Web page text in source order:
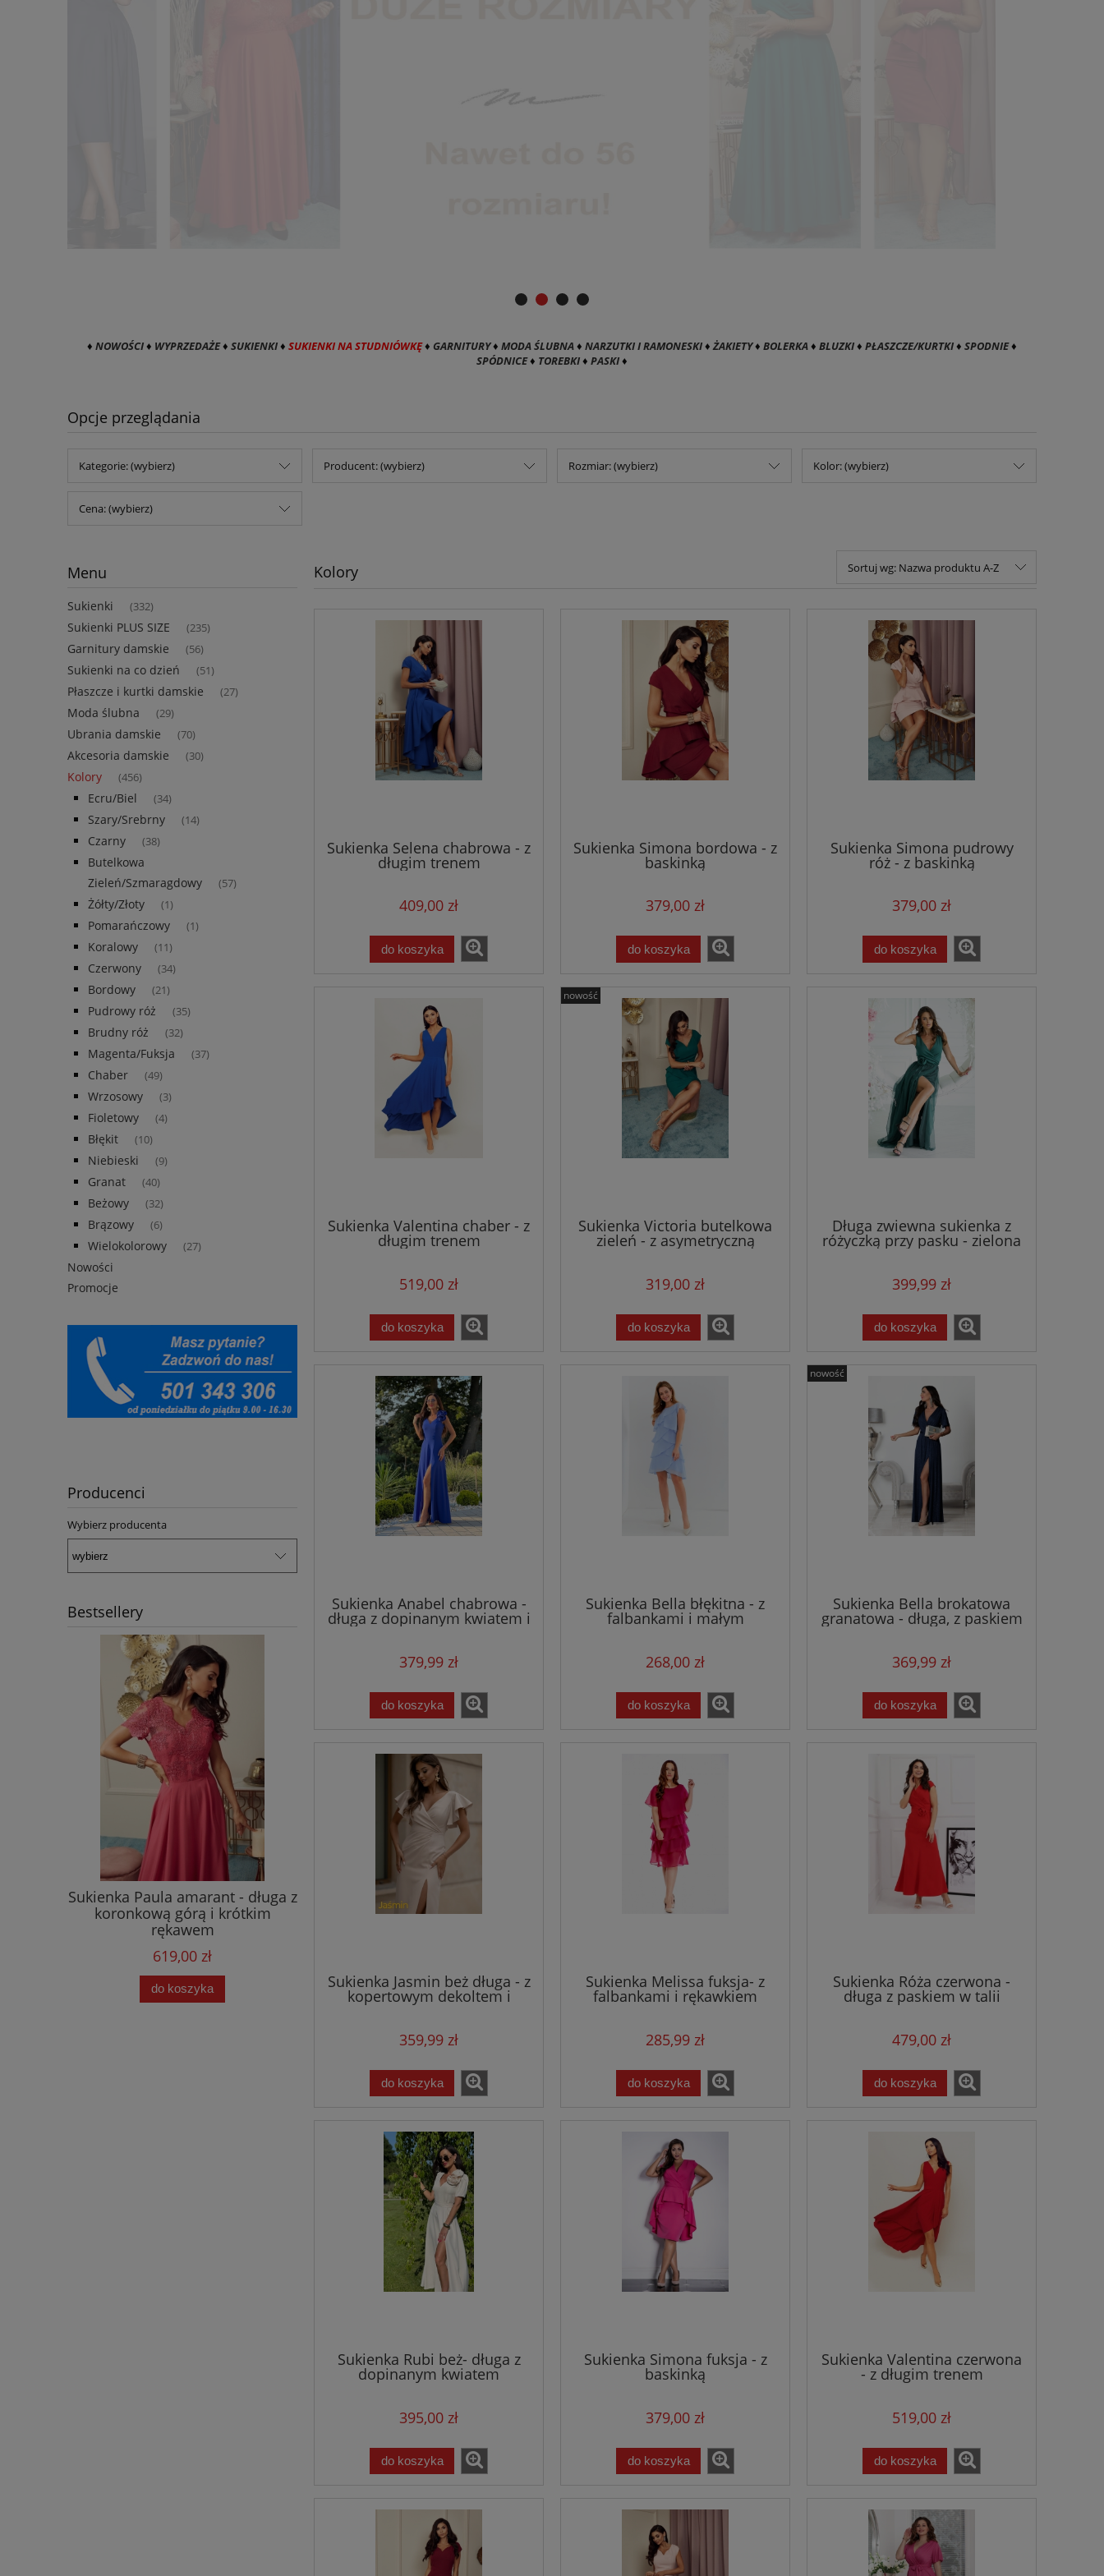
♦ NOWOŚCI♦ WYPRZEDAŻE♦ SUKIENKI♦ SUKIENKI NA STUDNIÓWKĘ♦ GARNITURY♦ MODA ŚLUBNA♦ NARZUTKI I RAMONESKI♦ŻAKIETY♦ BOLERKA♦ BLUZKI♦ PŁASZCZE/KURTKI♦ SPODNIE♦
SPÓDNICE♦ TOREBKI♦ PASKI♦
Opcje przeglądania
Kategorie: (wybierz) Producent: (wybierz) Rozmiar: (wybierz) Kolor: (wybierz)
Cena: (wybierz)
Menu
Sukienki (332)
Sukienki PLUS SIZE (235)
Garnitury damskie (56)
Sukienki na co dzień (51)
Płaszcze i kurtki damskie (27)
Moda ślubna (29)
Ubrania damskie (70)
Akcesoria damskie (30)
Kolory (456)
Ecru/Biel (34)
Szary/Srebrny (14)
Czarny (38)
Butelkowa
Zieleń/Szmaragdowy
(57)
Żółty/Złoty (1)
Pomarańczowy (1)
Koralowy (11)
Czerwony (34)
Bordowy (21)
Pudrowy róż (35)
Brudny róż (32)
Magenta/Fuksja (37)
Chaber (49)
Wrzosowy (3)
Fioletowy (4)
Błękit (10)
Niebieski (9)
Granat (40)
Beżowy (32)
Brązowy (6)
Wielokolorowy (27)
Nowości
Promocje
Producenci
Wybierz producenta
Bestsellery
Sukienka Paula amarant - długa z
koronkową górą i krótkim
rękawem
619,00 zł
do koszyka
Sukienka Roxana błękitna - z
paskiem i kopertowym dekoltem
do koszyka
Sukienka Roxana ecru - z
paskiem i kopertowym dekoltem
do koszyka
Sukienka Róża bordo - długa z
paskiem w talii
do koszyka
Kolory Sortuj wg: Nazwa produktu A-Z
Sukienka Selena chabrowa - z
długim trenem
409,00 zł
do koszyka
Sukienka Simona bordowa - z
baskinką
379,00 zł
do koszyka
Sukienka Simona pudrowy
róż - z baskinką
379,00 zł
do koszyka
Sukienka Valentina chaber - z
długim trenem
519,00 zł
do koszyka
Sukienka Victoria butelkowa
zieleń - z asymetryczną
baskinką
319,00 zł
do koszyka
nowość
Długa zwiewna sukienka z
różyczką przy pasku - zielona
399,99 zł
do koszyka
Sukienka Anabel chabrowa -
długa z dopinanym kwiatem i
rozcięciem
379,99 zł
do koszyka
Sukienka Bella błękitna - z
falbankami i małym
268,00 zł
do koszyka
Sukienka Bella brokatowa
granatowa - długa, z paskiem
w talii
369,99 zł
do koszyka
nowość
Sukienka Jasmin beż długa - z
kopertowym dekoltem i
krótkim rękawem
359,99 zł
do koszyka
Sukienka Melissa fuksja- z
falbankami i rękawkiem
285,99 zł
do koszyka
Sukienka Róża czerwona -
długa z paskiem w talii
479,00 zł
do koszyka
Sukienka Rubi beż- długa z
dopinanym kwiatem
395,00 zł
do koszyka
Sukienka Simona fuksja - z
baskinką
379,00 zł
do koszyka
Sukienka Valentina czerwona
- z długim trenem
519,00 zł
do koszyka